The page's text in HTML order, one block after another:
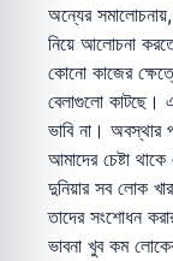
অন্যের
নিয়ে আলোচনা
কোনো কাজের
বেলাগুলো কাটছে।
ভাবি না।
আমাদের চেষ্টা
দুনিয়ার সব লোক
তাদের সংশোধন
ভাবনা খুব কম